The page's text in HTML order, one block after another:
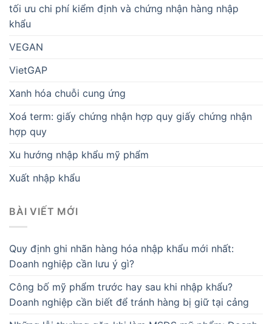
tối ưu chi phí kiểm định và chứng nhận hàng nhập
khẩu
VEGAN
VietGAP
Xanh hóa chuỗi cung ứng
Xoá term: giấy chứng nhận hợp quy giấy chứng nhận
hợp quy
Xu hướng nhập khẩu mỹ phẩm
Xuất nhập khẩu
BÀI VIẾT MỚI
Quy định ghi nhãn hàng hóa nhập khẩu mới nhất:
Doanh nghiệp cần lưu ý gì?
Công bố mỹ phẩm trước hay sau khi nhập khẩu?
Doanh nghiệp cần biết để tránh hàng bị giữ tại cảng